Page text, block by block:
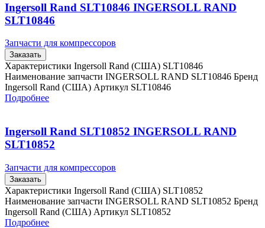
Ingersoll Rand SLT10846 INGERSOLL RAND
SLT10846
Запчасти для компрессоров
Заказать
Характеристики Ingersoll Rand (США) SLT10846
Наименование запчасти INGERSOLL RAND SLT10846 Бренд
Ingersoll Rand (США) Артикул SLT10846
Подробнее
Ingersoll Rand SLT10852 INGERSOLL RAND
SLT10852
Запчасти для компрессоров
Заказать
Характеристики Ingersoll Rand (США) SLT10852
Наименование запчасти INGERSOLL RAND SLT10852 Бренд
Ingersoll Rand (США) Артикул SLT10852
Подробнее